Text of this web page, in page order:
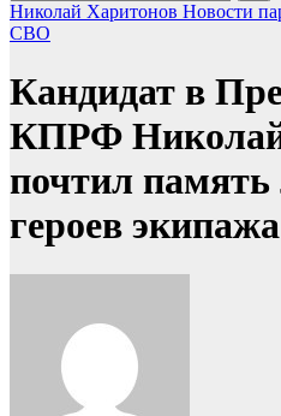
Николай Харитонов Новости
СВО
Кандидат в
КПРФ
почтил память
героев